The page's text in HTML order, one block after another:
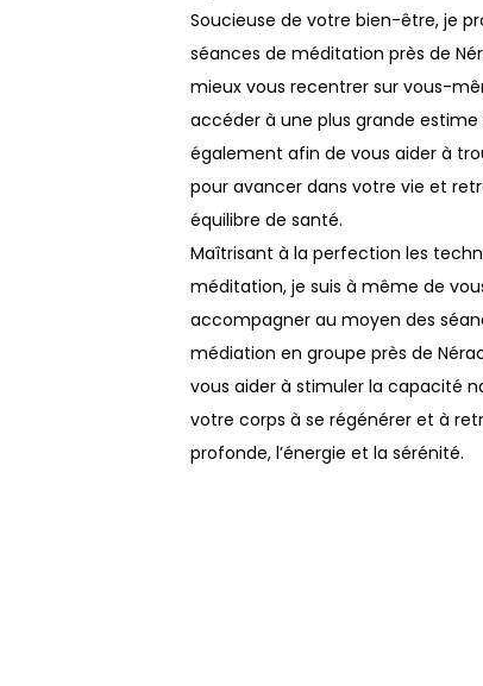
Soucieuse de votre bien-être, je
séances de méditation près de
mieux vous recentrer sur vous-
accéder à une plus grande estime
également afin de vous aider à
pour avancer dans votre vie et
équilibre de santé.
Maîtrisant à la perfection les
méditation, je suis à même de
accompagner au moyen des
médiation en groupe près de
vous aider à stimuler la capacité
votre corps à se régénérer et à
profonde, l’énergie et la sérénité.